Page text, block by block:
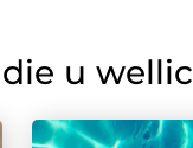
die u